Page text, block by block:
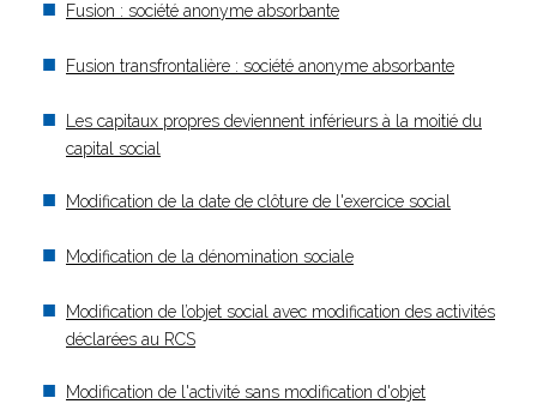
Fusion : société anonyme absorbante
Fusion transfrontalière : société anonyme absorbante
Les capitaux propres deviennent inférieurs à la moitié du
capital social
Modification de la date de clôture de l'exercice social
Modification de la dénomination sociale
Modification de l’objet social avec modification des activités
déclarées au RCS
Modification de l'activité sans modification d'objet